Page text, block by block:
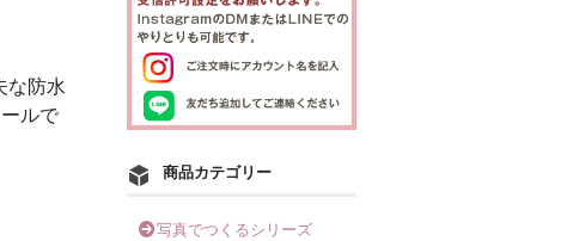
な防水
ルで
商品カテゴリー
写真でつくるシリーズ